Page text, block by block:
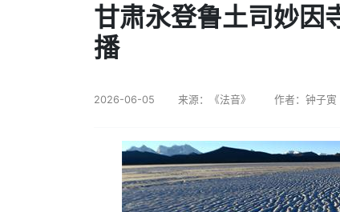
甘肃永登鲁土司妙因
播
2026-06-05 来源：《法音》 作者：钟子寅